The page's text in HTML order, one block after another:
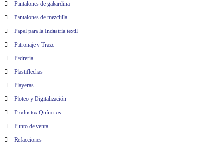
Pantalones de gabardina
Pantalones de mezclilla
Papel para la Industria textil
Patronaje y Trazo
Pedrería
Plastiflechas
Playeras
Ploteo y Digitalización
Productos Químicos
Punto de venta
Refacciones